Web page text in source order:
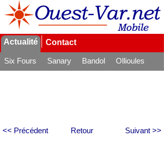
Actualité Contact
Six Fours Sanary Bandol
Ollioules
Retour
<< Précédent Suivant >>